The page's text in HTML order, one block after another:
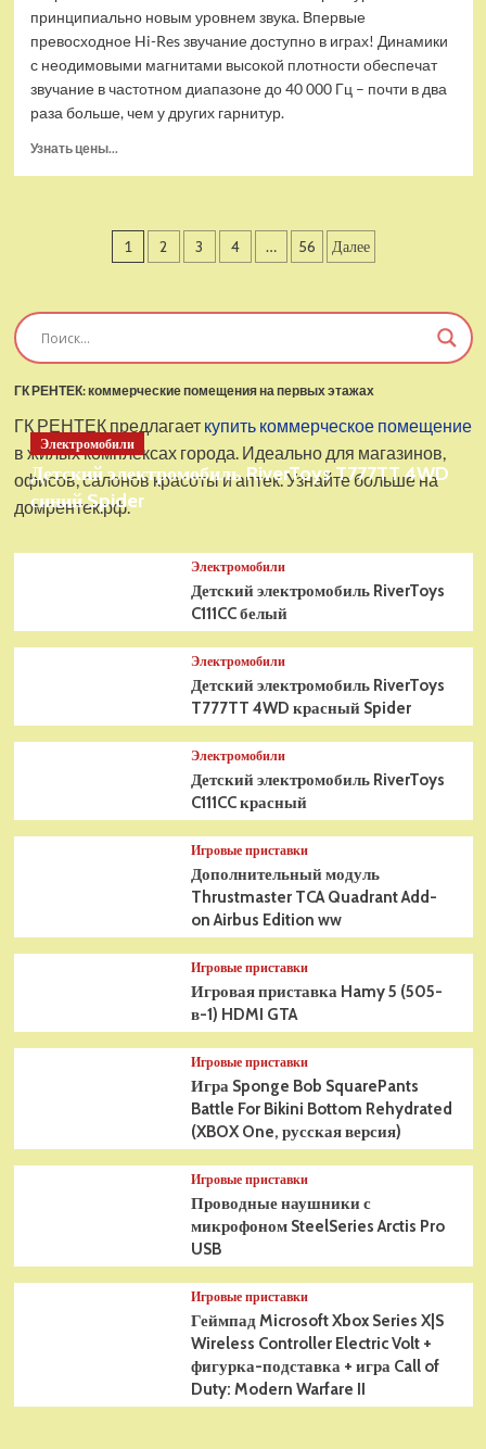
принципиально новым уровнем звука. Впервые
превосходное Hi-Res звучание доступно в играх! Динамики
с неодимовыми магнитами высокой плотности обеспечат
звучание в частотном диапазоне до 40 000 Гц – почти в два
раза больше, чем у других гарнитур.
Узнать цены...
наушники
Arctis
Пагинация
1 2 3 4 … 56 Далее
ГК РЕНТЕК: коммерческие помещения на первых этажах
ГК РЕНТЕК предлагает купить коммерческое помещение
в жилых комплексах города. Идеально для магазинов,
офисов, салонов красоты и аптек. Узнайте больше на
домрентек.рф.
Электромобили
Детский электромобиль RiverToys T777TT 4WD
синий Spider
Электромобили
Детский электромобиль RiverToys
C111CC белый
Электромобили
Детский электромобиль RiverToys
T777TT 4WD красный Spider
Электромобили
Детский электромобиль RiverToys
C111CC красный
Игровые приставки
Дополнительный модуль
Thrustmaster TCA Quadrant Add-
on Airbus Edition ww
Игровые приставки
Игровая приставка Hamy 5 (505-
в-1) HDMI GTA
Игровые приставки
Игра Sponge Bob SquarePants
Battle For Bikini Bottom Rehydrated
(XBOX One, русская версия)
Игровые приставки
Проводные наушники с
микрофоном SteelSeries Arctis Pro
USB
Игровые приставки
Геймпад Microsoft Xbox Series X|S
Wireless Controller Electric Volt +
фигурка-подставка + игра Call of
Duty: Modern Warfare II